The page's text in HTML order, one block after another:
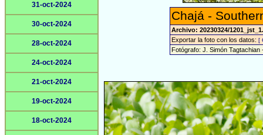
31-oct-2024
30-oct-2024
28-oct-2024
24-oct-2024
21-oct-2024
19-oct-2024
18-oct-2024
Chajá -
Archivo: 20230324/
Exportar la foto con los datos: [
Fotógrafo: J. Simón Tagtachian